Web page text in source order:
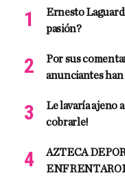
Ernesto
pasión?
Por sus
anunciantes han
Le lavaría ajeno
cobrarle!
AZTECA